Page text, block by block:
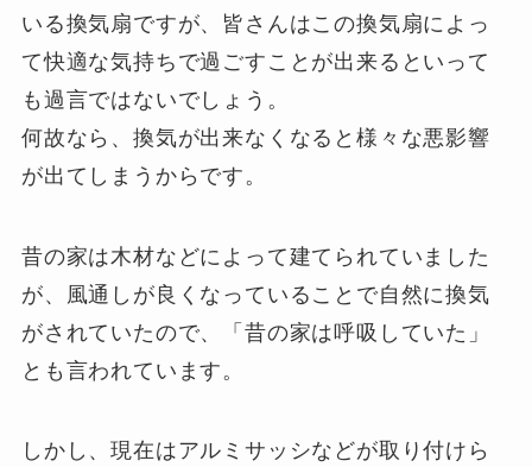
いる換気扇ですが、皆さんはこの換気扇によっ
て快適な気持ちで過ごすことが出来るといって
も過言ではないでしょう。
何故なら、換気が出来なくなると様々な悪影響
が出てしまうからです。
昔の家は木材などによって建てられていました
が、風通しが良くなっていることで自然に換気
がされていたので、「昔の家は呼吸していた」
とも言われています。
しかし、現在はアルミサッシなどが取り付けら